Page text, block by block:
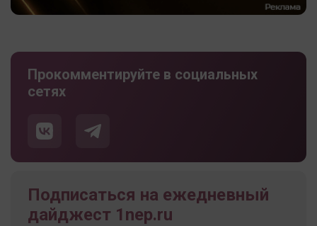
Прокомментируйте в социальных
сетях
Подписаться на ежедневный
дайджест 1nep.ru